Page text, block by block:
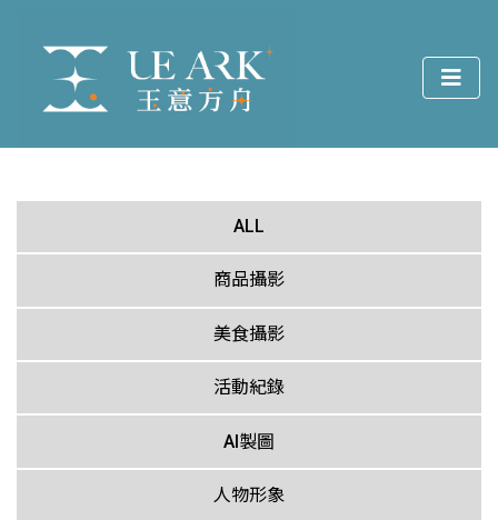
ALL
商品攝影
美食攝影
活動紀錄
AI製圖
人物形象